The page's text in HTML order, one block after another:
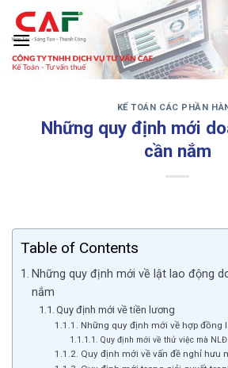
Skip
content
‹ ›
KẾ TOÁN CÁC PHẦN
Những quy định mới
cần nắm
Table of Contents
Những quy định mới về lật lao động
nắm
Quy định mới về tiền lương
Những quy định mới về hợp đồng
Quy định mới về thử việc mà
Quy định mới về vấn đề nghỉ hưu